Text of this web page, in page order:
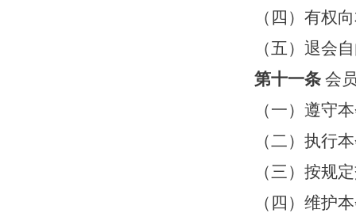
（ 四 ） 有权
（五）退会
第十一条 会
（一）遵守
（二）执行
（三）按规
（四）维护